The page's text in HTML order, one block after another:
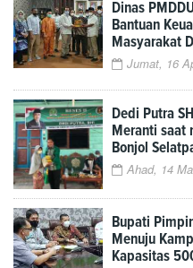
Dinas
Bantuan
Masyarakat
Jumat, 16
Dedi Putra
Meranti saat
Bonjol
Ahad, 14
Bupati
Menuju
Kapasitas